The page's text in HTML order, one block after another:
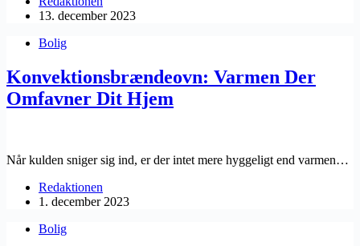
13. december 2023
Bolig
Konvektionsbrændeovn: Varmen Der
Omfavner Dit Hjem
Når kulden sniger sig ind, er der intet mere hyggeligt end varmen…
Redaktionen
1. december 2023
Bolig